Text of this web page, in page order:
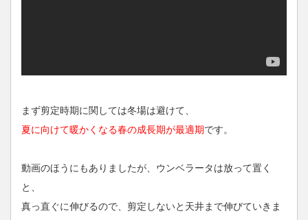
まず剪定時期に関しては冬場は避けて、
夏に向けて暖かくなる春の成長期が最適期です。
動画のほうにもありましたが、ウンベラータは放って置く
と、
真っ直ぐに伸びるので、剪定しないと天井まで伸びていきま